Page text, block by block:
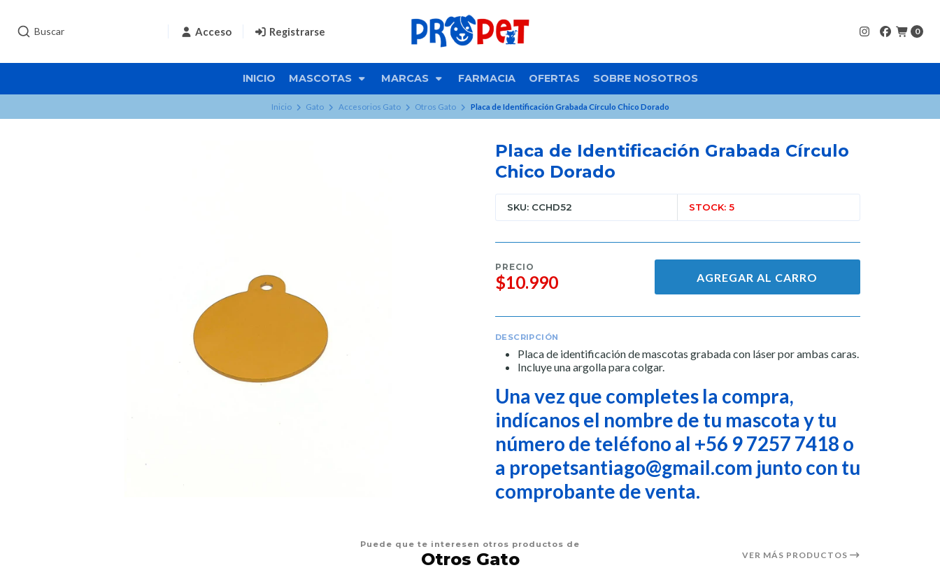
Acceso Registrarse 0
INICIO MASCOTAS MARCAS FARMACIA OFERTAS SOBRE NOSOTROS
Inicio Gato Accesorios Gato Otros Gato Placa de Identificación Grabada Círculo Chico Dorado
Placa de Identificación Grabada Círculo
Chico Dorado
SKU: CCHD52 STOCK: 5
PRECIO
$10.990 AGREGAR AL CARRO
DESCRIPCIÓN
Placa de identificación de mascotas grabada con láser por ambas caras.
Incluye una argolla para colgar.
Una vez que completes la compra,
indícanos el nombre de tu mascota y tu
número de teléfono al +56 9 7257 7418 o
a propetsantiago@gmail.com junto con tu
comprobante de venta.
Puede que te interesen otros productos de
Otros Gato VER MÁS PRODUCTOS